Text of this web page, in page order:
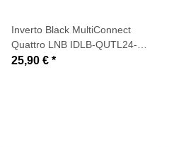
Inverto Black MultiConnect
Quattro LNB IDLB-QUTL24-
MULTI-0PP
25,90 € *